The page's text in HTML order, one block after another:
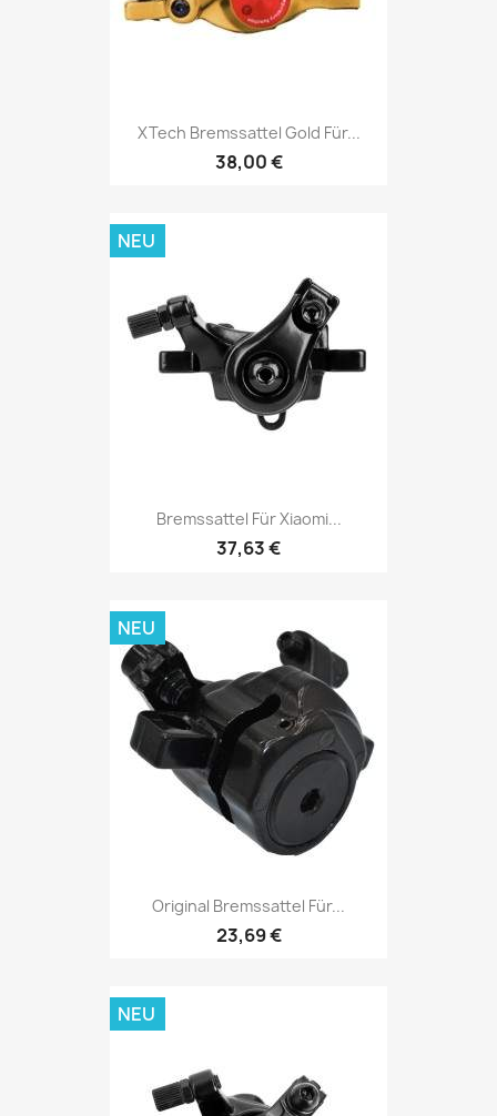
XTech Bremssattel Gold Für...
38,00 €
Bremssattel Für Xiaomi...
37,63 €
NEU
Original Bremssattel Für...
23,69 €
NEU
NEU